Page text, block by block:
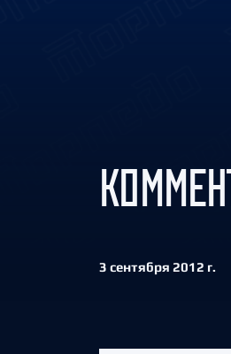
3 сентября 2012 г.